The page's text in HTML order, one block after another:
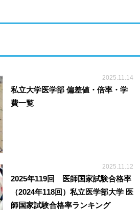
2025.11.14
私立大学医学部 偏差値・倍率・学
費一覧
2025.11.12
2025年119回 医師国家試験合格率
（2024年118回）私立医学部大学 医
師国家試験合格率ランキング